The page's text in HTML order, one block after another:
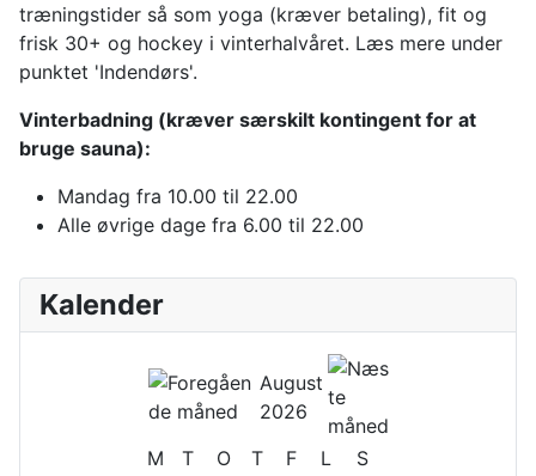
træningstider så som yoga (kræver betaling), fit og
frisk 30+ og hockey i vinterhalvåret. Læs mere under
punktet 'Indendørs'.
Vinterbadning (kræver særskilt kontingent for at
bruge sauna):
Mandag fra 10.00 til 22.00
Alle øvrige dage fra 6.00 til 22.00
Kalender
August
2026
M
T O T F L
S